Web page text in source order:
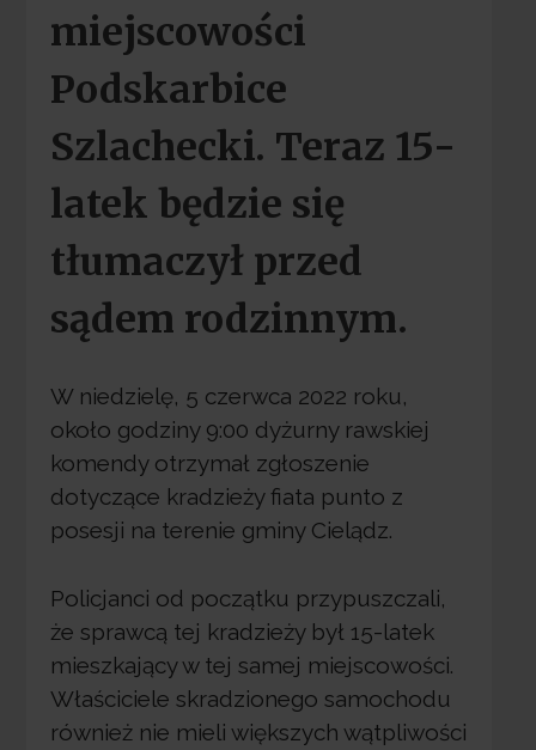
miejscowości
Podskarbice
Szlachecki. Teraz 15-
latek będzie się
tłumaczył przed
sądem rodzinnym.
W niedzielę, 5 czerwca 2022 roku,
około godziny 9:00 dyżurny rawskiej
komendy otrzymał zgłoszenie
dotyczące kradzieży fiata punto z
posesji na terenie gminy Cielądz.
Policjanci od początku przypuszczali,
że sprawcą tej kradzieży był 15-latek
mieszkający w tej samej miejscowości.
Właściciele skradzionego samochodu
również nie mieli większych wątpliwości